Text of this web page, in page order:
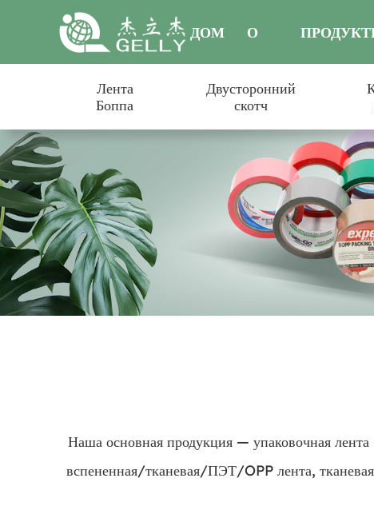
ДОМ О
НАС
Лента
Боппа
Двусторонний
скотч
Наша основная продукция — упаковочная лента
вспененная/тканевая/ПЭТ/OPP лента,